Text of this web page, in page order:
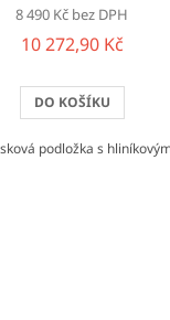
8 490 Kč bez DPH
10 272,90 Kč
DO KOŠÍKU
podložka s